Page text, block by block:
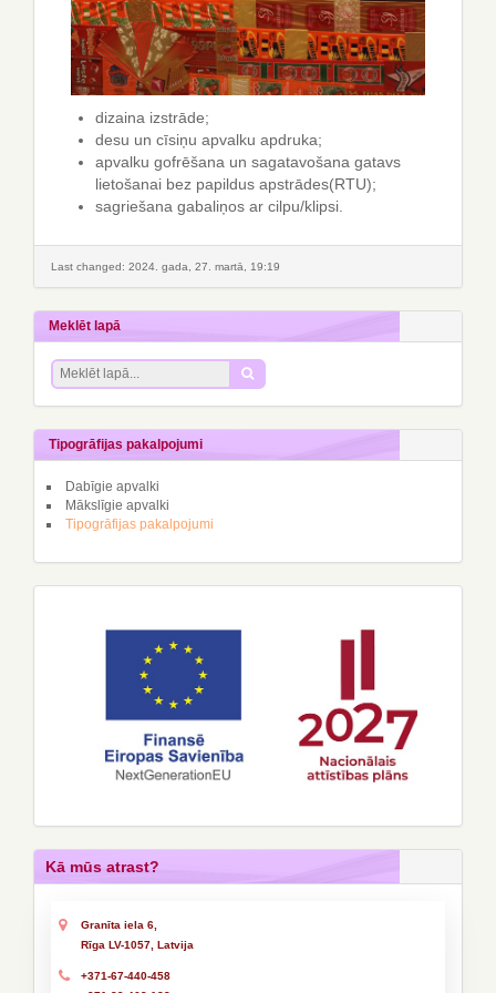
dizaina izstrāde;
desu un cīsiņu apvalku apdruka;
apvalku gofrēšana un sagatavošana gatavs
lietošanai bez papildus apstrādes(RTU);
sagriešana gabaliņos ar cilpu/klipsi.
Last changed: 2024. gada, 27. martā, 19:19
Meklēt lapā
Tipogrāfijas pakalpojumi
Dabīgie apvalki
Mākslīgie apvalki
Tipogrāfijas pakalpojumi
Kā mūs atrast?
Granīta iela 6,
Rīga LV-1057, Latvija
+371-67-440-458